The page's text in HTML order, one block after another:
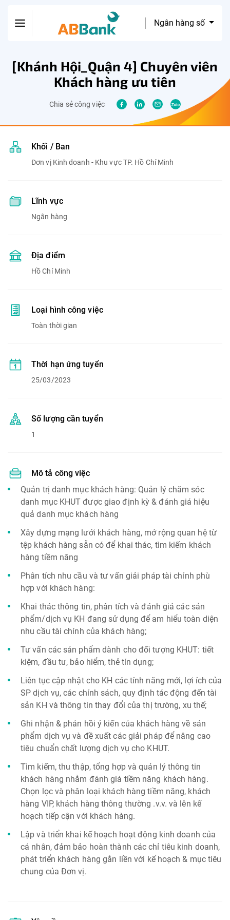
Ngân hàng số
[Khánh Hội_Quận 4] Chuyên viên
Khách hàng ưu tiên
Chia sẻ công việc
Khối / Ban
Đơn vị Kinh doanh - Khu vực TP. Hồ Chí Minh
Lĩnh vực
Ngân hàng
Địa điểm
Hồ Chí Minh
Loại hình công việc
Toàn thời gian
Thời hạn ứng tuyển
25/03/2023
Số lượng cần tuyển
1
Mô tả công việc
Quản trị danh mục khách hàng: Quản lý chăm sóc
danh mục KHUT được giao định kỳ & đánh giá hiệu
quả danh mục khách hàng
Xây dựng mạng lưới khách hàng, mở rộng quan hệ từ
tệp khách hàng sẵn có để khai thác, tìm kiếm khách
hàng tiềm năng
Phân tích nhu cầu và tư vấn giải pháp tài chính phù
hợp với khách hàng:
Khai thác thông tin, phân tích và đánh giá các sản
phẩm/dịch vụ KH đang sử dụng để am hiểu toàn diện
nhu cầu tài chính của khách hàng;
Tư vấn các sản phẩm dành cho đối tượng KHUT: tiết
kiệm, đầu tư, bảo hiểm, thẻ tín dụng;
Liên tục cập nhật cho KH các tính năng mới, lợi ích của
SP dịch vụ, các chính sách, quy định tác động đến tài
sản KH và thông tin thay đổi của thị trường, xu thế;
Ghi nhận & phản hồi ý kiến của khách hàng về sản
phẩm dịch vụ và đề xuất các giải pháp để nâng cao
tiêu chuẩn chất lượng dịch vụ cho KHUT.
Tìm kiếm, thu thập, tổng hợp và quản lý thông tin
khách hàng nhằm đánh giá tiềm năng khách hàng.
Chọn lọc và phân loại khách hàng tiềm năng, khách
hàng VIP, khách hàng thông thường .v.v. và lên kế
hoạch tiếp cận với khách hàng.
Lập và triển khai kế hoạch hoạt động kinh doanh của
cá nhân, đảm bảo hoàn thành các chỉ tiêu kinh doanh,
phát triển khách hàng gắn liền với kế hoạch & mục tiêu
chung của Đơn vị.